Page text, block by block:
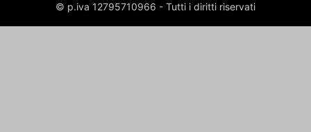
© p.iva 12795710966 - Tutti i diritti riservati